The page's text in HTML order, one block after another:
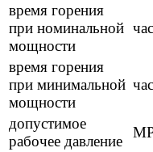
время горения
при номинальной
мощности
время горения
при минимальной
мощности
допустимое
рабочее давление